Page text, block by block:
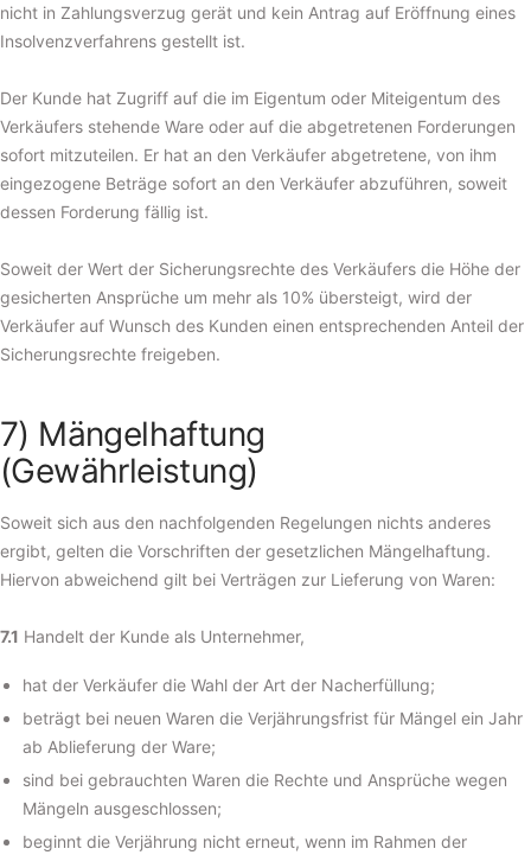
nicht in Zahlungsverzug gerät und kein Antrag auf Eröffnung eines
Insolvenzverfahrens gestellt ist.
Der Kunde hat Zugriff auf die im Eigentum oder Miteigentum des
Verkäufers stehende Ware oder auf die abgetretenen Forderungen
sofort mitzuteilen. Er hat an den Verkäufer abgetretene, von ihm
eingezogene Beträge sofort an den Verkäufer abzuführen, soweit
dessen Forderung fällig ist.
Soweit der Wert der Sicherungsrechte des Verkäufers die Höhe der
gesicherten Ansprüche um mehr als 10% übersteigt, wird der
Verkäufer auf Wunsch des Kunden einen entsprechenden Anteil der
Sicherungsrechte freigeben.
7) Mängelhaftung
(Gewährleistung)
Soweit sich aus den nachfolgenden Regelungen nichts anderes
ergibt, gelten die Vorschriften der gesetzlichen Mängelhaftung.
Hiervon abweichend gilt bei Verträgen zur Lieferung von Waren:
7.1 Handelt der Kunde als Unternehmer,
hat der Verkäufer die Wahl der Art der Nacherfüllung;
beträgt bei neuen Waren die Verjährungsfrist für Mängel ein Jahr
ab Ablieferung der Ware;
sind bei gebrauchten Waren die Rechte und Ansprüche wegen
Mängeln ausgeschlossen;
beginnt die Verjährung nicht erneut, wenn im Rahmen der